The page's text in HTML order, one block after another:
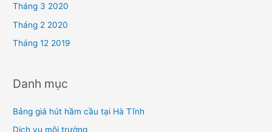
Tháng 3 2020
Tháng 2 2020
Tháng 12 2019
Danh mục
Bảng giá hút hầm cầu tại Hà Tĩnh
Dịch vụ môi trường